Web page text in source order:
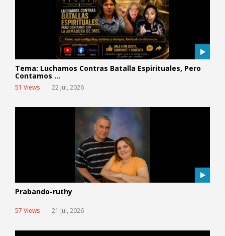
Tema: Luchamos Contras Batalla Espirituales, Pero
Contamos ...
51 Views 22 Jul, 2026
Prabando-ruthy
57 Views 21 Jul, 2026